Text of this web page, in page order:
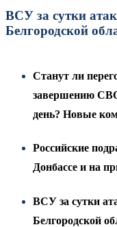
ВСУ за сутки
Белгородской
Станут ли
завершению
день? Новые
Российские
Донбассе и на
ВСУ за сутки
Белгородской